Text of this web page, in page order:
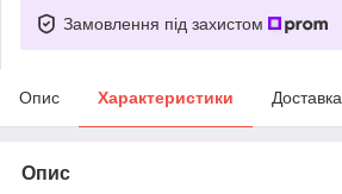
Замовлення під захистом
Опис Характеристики Доставка
Опис